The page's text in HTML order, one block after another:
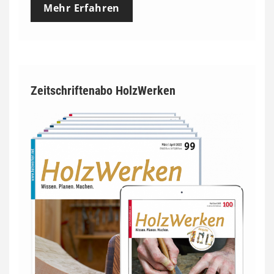
Mehr Erfahren
Zeitschriftenabo HolzWerken